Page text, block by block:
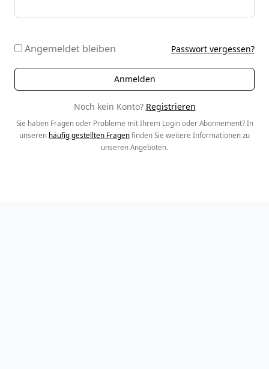
Angemeldet bleiben Passwort vergessen?
Noch kein Konto? Registrieren
Sie haben Fragen oder Probleme mit Ihrem Login oder Abonnement? In
unseren häufig gestellten Fragen finden Sie weitere Informationen zu
unseren Angeboten.